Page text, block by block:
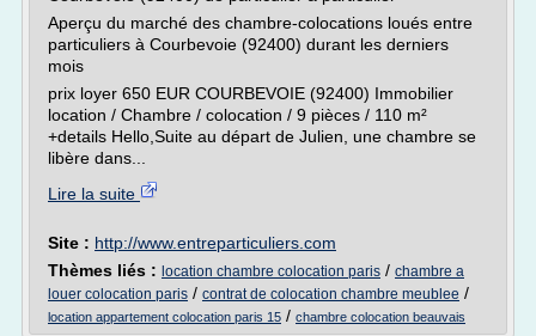
Aperçu du marché des chambre-colocations loués entre
particuliers à Courbevoie (92400) durant les derniers
mois
prix loyer 650 EUR COURBEVOIE (92400) Immobilier
location / Chambre / colocation / 9 pièces / 110 m²
+details Hello,Suite au départ de Julien, une chambre se
libère dans...
Lire la suite
Site : http://www.entreparticuliers.com
Thèmes liés : location chambre colocation paris / chambre a
louer colocation paris / contrat de colocation chambre meublee /
location appartement colocation paris 15 / chambre colocation beauvais